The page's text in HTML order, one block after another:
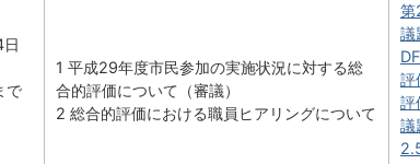
で
1 平成29年度市民参加の実施状況に対する総
合的評価について（審議）
2 総合的評価における職員ヒアリングについて
第
議
評
評
議